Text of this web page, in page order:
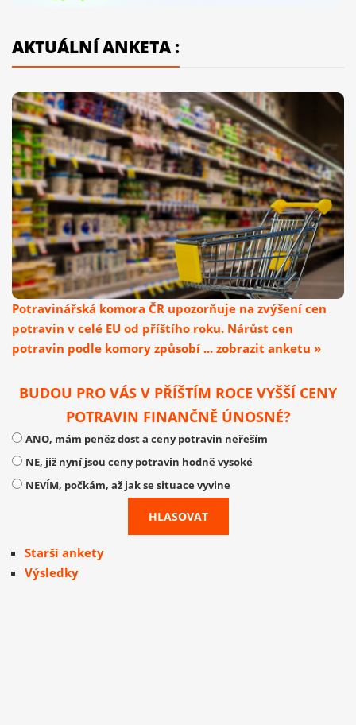
AKTUÁLNÍ ANKETA :
Potravinářská komora ČR upozorňuje na zvýšení cen
potravin v celé EU od příštího roku. Nárůst cen
potravin podle komory způsobí ... zobrazit anketu »
BUDOU PRO VÁS V PŘÍŠTÍM ROCE VYŠŠÍ CENY
POTRAVIN FINANČNĚ ÚNOSNÉ?
ANO, mám peněz dost a ceny potravin neřeším
NE, již nyní jsou ceny potravin hodně vysoké
NEVÍM, počkám, až jak se situace vyvine
Starší ankety
Výsledky